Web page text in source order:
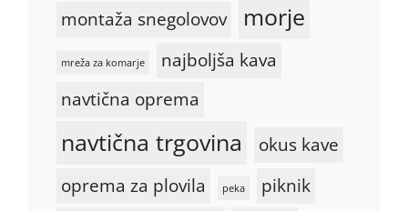
montaža snegolovov
morje
mreža za komarje
najboljša kava
navtična oprema
navtična trgovina
okus kave
oprema za plovila
peka
piknik